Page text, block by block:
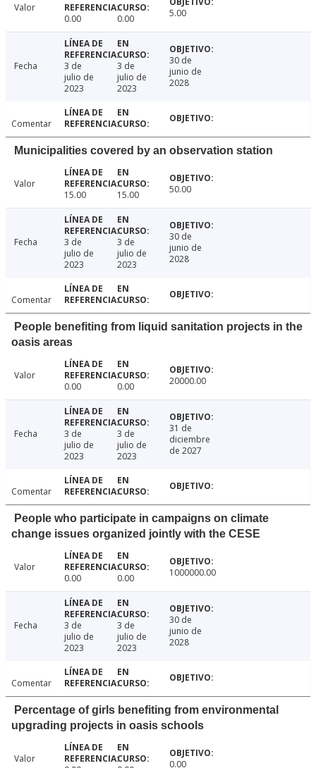
Valor
0.00
0.00 5.00
Fecha
3 de
julio de
2023
3 de
julio de
2023
30 de
junio de
2028
Comentar
Municipalities covered by an observation station
Valor
15.00
15.00 50.00
Fecha
3 de
julio de
2023
3 de
julio de
2023
30 de
junio de
2028
Comentar
People benefiting from liquid sanitation projects in the
oasis areas
Valor
0.00
0.00 20000.00
Fecha
3 de
julio de
2023
3 de
julio de
2023
31 de
diciembre
de 2027
Comentar
People who participate in campaigns on climate
change issues organized jointly with the CESE
Valor
0.00
0.00 1000000.00
Fecha
3 de
julio de
2023
3 de
julio de
2023
30 de
junio de
2028
Comentar
Percentage of girls benefiting from environmental
upgrading projects in oasis schools
Valor
0.00